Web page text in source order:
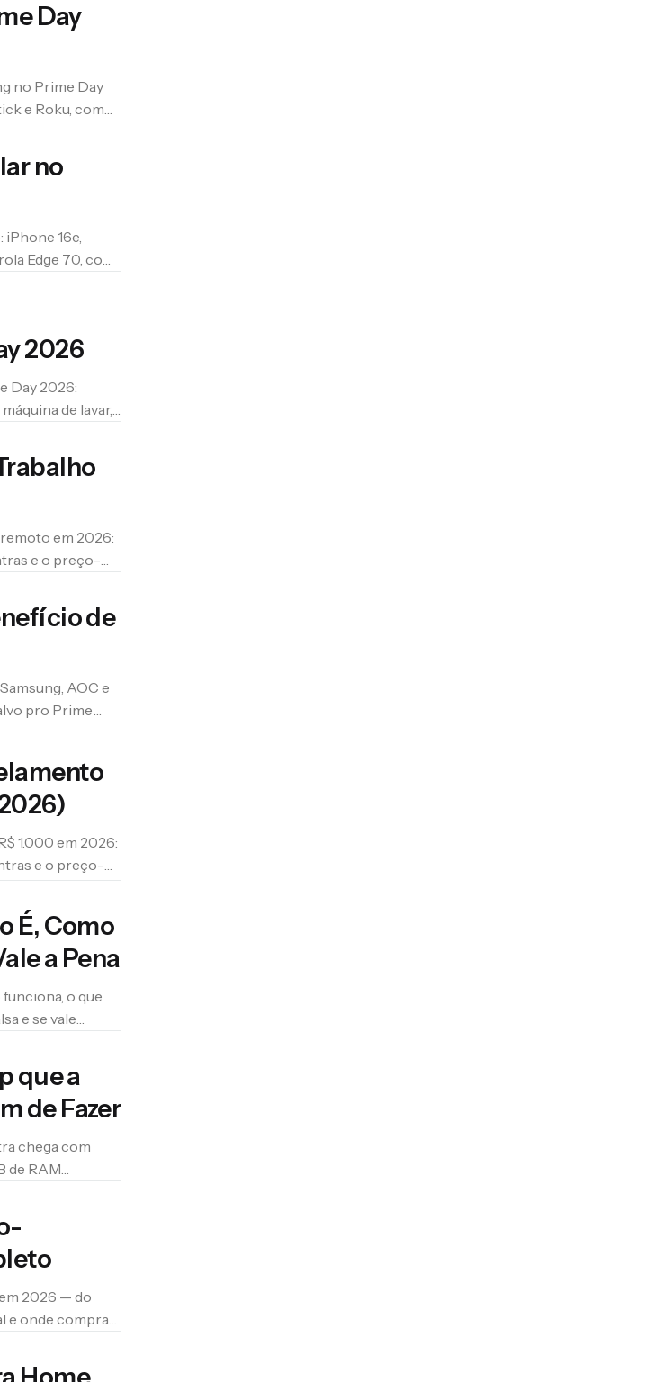
Day
no Prime Day
e Roku, com
no
16e,
Edge 70, com
2026
Day 2026:
de lavar,
em 2026:
e o preço-
de
AOC e
pro Prime
1.000 em 2026:
e o preço-
É, Como
a Pena
funciona, o que
e se vale
que a
de Fazer
chega com
de RAM
à altura — e
2026 — do
e onde comprar